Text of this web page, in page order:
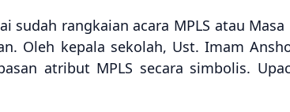
sudah rangkaian acara MPLS atau
Oleh kepala sekolah, Ust. Imam
atribut MPLS secara simbolis.